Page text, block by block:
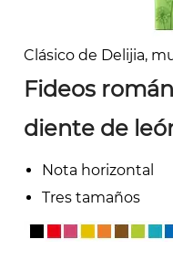
Clásico de Delijia,
Fideos
diente de
Nota horizontal
Tres tamaños